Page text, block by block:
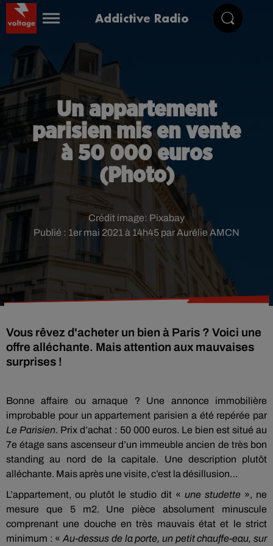
Addictive Radio
Un appartement
parisien mis en vente
à 50 000 euros
(Photo)
Publié : 1er mai 2021 à 14h45 par Aurélie AMCN
Crédit image: Pixabay
Vous rêvez d'acheter un bien à Paris ? Voici une
offre alléchante. Mais attention aux mauvaises
surprises !
Bonne affaire ou arnaque ? Une annonce immobilière
improbable pour un appartement parisien a été repérée par
Le Parisien. Prix d’achat : 50 000 euros. Le bien est situé au
7e étage sans ascenseur d’un immeuble ancien de très bon
standing au nord de la capitale. Une description plutôt
alléchante. Mais après une visite, c’est la désillusion…
L’appartement, ou plutôt le studio dit « une studette», ne
mesure que 5 m2. Une pièce absolument minuscule
comprenant une douche en très mauvais état et le strict
minimum : «Au-dessus de la porte, un petit chauffe-eau, sur